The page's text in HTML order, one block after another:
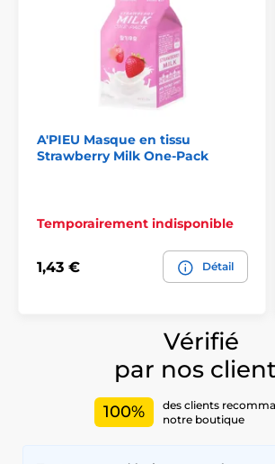
A'PIEU Masque en tissu
Strawberry Milk One-Pack
Temporairement indisponible
1,43 € Détail
Vérifié
par nos
100%
des clients
notre boutique